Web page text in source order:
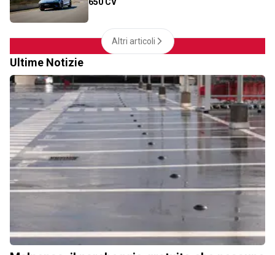
650 CV
Altri articoli
Ultime Notizie